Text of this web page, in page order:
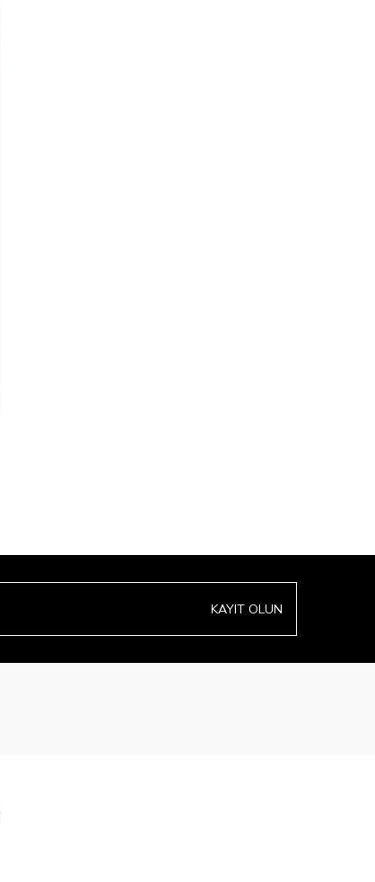
KAYIT OLUN